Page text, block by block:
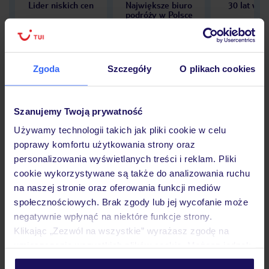
Zgoda Szczegóły O plikach cookies
Szanujemy Twoją prywatność
Używamy technologii takich jak pliki cookie w celu
poprawy komfortu użytkowania strony oraz
personalizowania wyświetlanych treści i reklam. Pliki
cookie wykorzystywane są także do analizowania ruchu
na naszej stronie oraz oferowania funkcji mediów
społecznościowych. Brak zgody lub jej wycofanie może
negatywnie wpłynąć na niektóre funkcje strony.
Klikając „Zezwól na wszystkie” wyrażasz zgodę na
personalizować swój wybór wchodząc w zakładkę
Lider niskich cen
Największe biuro
podróży w Polsce
30 lat w
Opinie
Pokoje
Wyżywienie